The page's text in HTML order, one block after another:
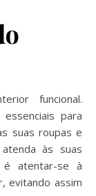
funcional.
para
suas roupas e
às suas
é atentar-se à
evitando assim